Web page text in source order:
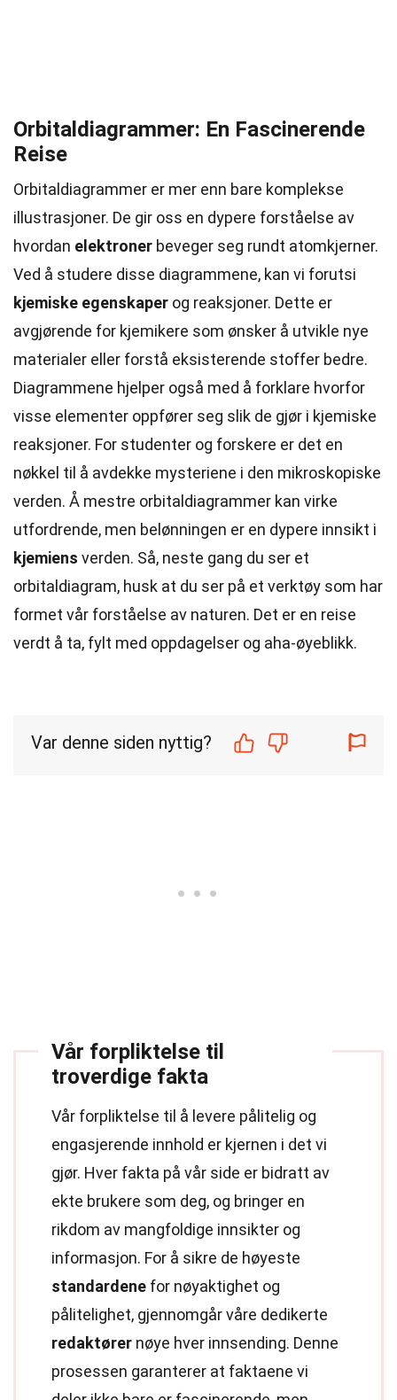
Orbitaldiagrammer: En Fascinerende
Reise
Orbitaldiagrammer er mer enn bare komplekse
illustrasjoner. De gir oss en dypere forståelse av
hvordan elektroner beveger seg rundt atomkjerner.
Ved å studere disse diagrammene, kan vi forutsi
kjemiske egenskaper og reaksjoner. Dette er
avgjørende for kjemikere som ønsker å utvikle nye
materialer eller forstå eksisterende stoffer bedre.
Diagrammene hjelper også med å forklare hvorfor
visse elementer oppfører seg slik de gjør i kjemiske
reaksjoner. For studenter og forskere er det en
nøkkel til å avdekke mysteriene i den mikroskopiske
verden. Å mestre orbitaldiagrammer kan virke
utfordrende, men belønningen er en dypere innsikt i
kjemiens verden. Så, neste gang du ser et
orbitaldiagram, husk at du ser på et verktøy som har
formet vår forståelse av naturen. Det er en reise
verdt å ta, fylt med oppdagelser og aha-øyeblikk.
Var denne siden nyttig?
Vår forpliktelse til
troverdige fakta
Vår forpliktelse til å levere pålitelig og
engasjerende innhold er kjernen i det vi
gjør. Hver fakta på vår side er bidratt av
ekte brukere som deg, og bringer en
rikdom av mangfoldige innsikter og
informasjon. For å sikre de høyeste
standardene for nøyaktighet og
pålitelighet, gjennomgår våre dedikerte
redaktører nøye hver innsending. Denne
prosessen garanterer at faktaene vi